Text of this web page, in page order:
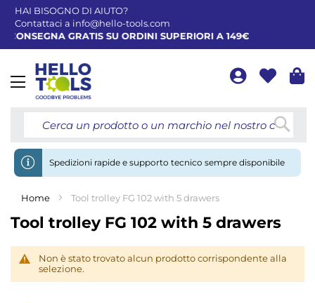
HAI BISOGNO DI AIUTO?
Contattaci a info@hello-tools.com
CONSEGNA GRATIS SU ORDINI SUPERIORI A 149€
Toggle
Spedizioni rapide e supporto tecnico sempre disponibile
Home Tool trolley FG 102 with 5 drawers
Tool trolley FG 102 with 5 drawers
Non è stato trovato alcun prodotto corrispondente alla
selezione.